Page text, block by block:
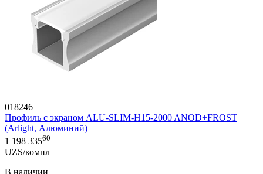
018246
Профиль с экраном ALU-SLIM-H15-2000 ANOD+FROST
(Arlight, Алюминий)
1 198 33560
UZS/компл
В наличии